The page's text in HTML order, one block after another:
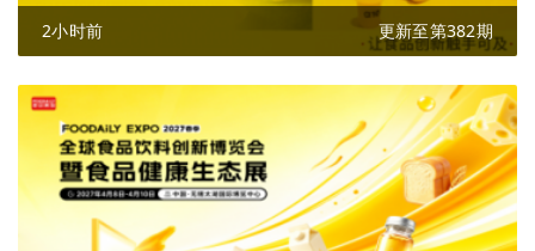
2小时前 更新至第382期